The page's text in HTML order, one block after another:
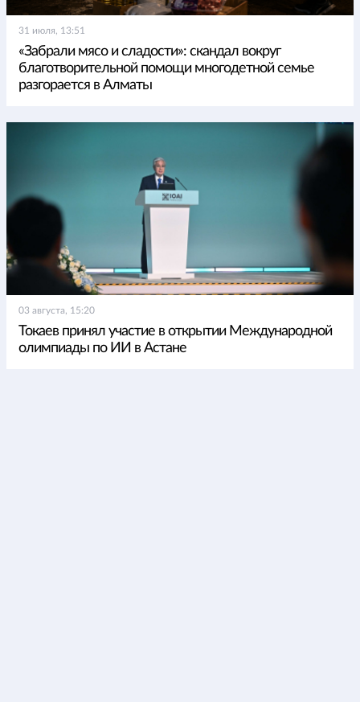
31 июля, 13:51
«Забрали мясо и сладости»: скандал вокруг
благотворительной помощи многодетной семье
разгорается в Алматы
03 августа, 15:20
Токаев принял участие в открытии Международной
олимпиады по ИИ в Астане